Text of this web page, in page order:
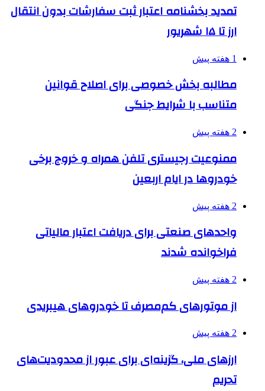
تمدید بخشنامه اعتبار ثبت سفارشات بدون انتقال
ارز تا ۱۵ شهریور
1 هفته پیش
مطالبه بخش خصوصی برای اصلاح قوانین
متناسب با شرایط جنگی
2 هفته پیش
ممنوعیت رجیستری تلفن همراه و خروج برخی
خودروها در ایام اربعین
2 هفته پیش
واحدهای صنعتی برای دریافت اعتبار مالیاتی
فراخوانده شدند
2 هفته پیش
از موتورهای کم‌مصرف تا خودروهای هیبریدی
2 هفته پیش
ارزهای ملی، گزینه‌ای برای عبور از محدودیت‌های
تحریم